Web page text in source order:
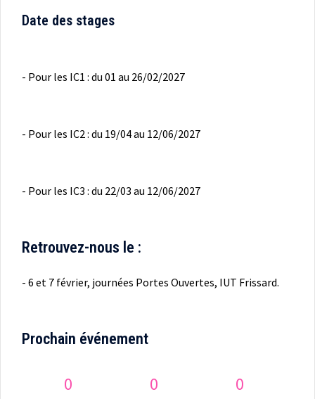
Date des stages
- Pour les IC1 : du 01 au 26/02/2027
- Pour les IC2 : du 19/04 au 12/06/2027
- Pour les IC3 : du 22/03 au 12/06/2027
Retrouvez-nous le :
- 6 et 7 février, journées Portes Ouvertes, IUT Frissard.
Prochain événement
0 0 0